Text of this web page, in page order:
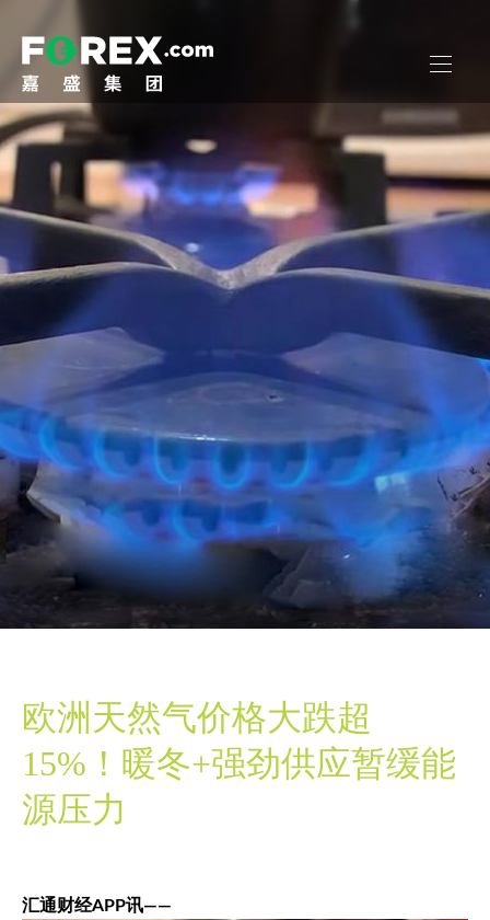
欧洲天然气价格大跌超
15%！暖冬+强劲供应暂缓能
源压力
汇通财经APP讯——